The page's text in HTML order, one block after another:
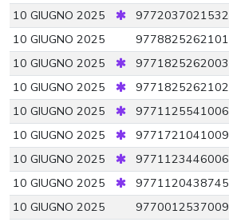
10 GIUGNO 2025
9772037021532
10 GIUGNO 2025
9778825262101
10 GIUGNO 2025
9771825262003
10 GIUGNO 2025
9771825262102
10 GIUGNO 2025
9771125541006
10 GIUGNO 2025
9771721041009
10 GIUGNO 2025
9771123446006
10 GIUGNO 2025
9771120438745
10 GIUGNO 2025
9770012537009